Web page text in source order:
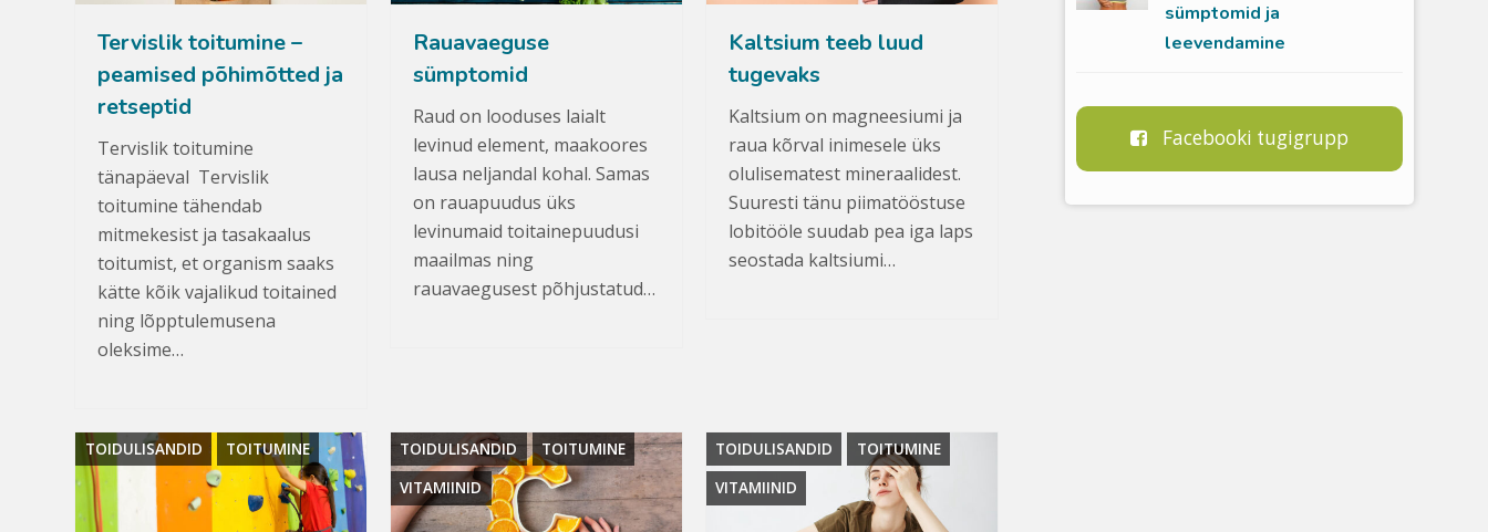
Tervislik toitumine –
peamised põhimõtted ja
retseptid
Tervislik toitumine
tänapäeval Tervislik
toitumine tähendab
mitmekesist ja tasakaalus
toitumist, et organism saaks
kätte kõik vajalikud toitained
ning lõpptulemusena
oleksime…
Rauavaeguse
sümptomid
Raud on looduses laialt
levinud element, maakoores
lausa neljandal kohal. Samas
on rauapuudus üks
levinumaid toitainepuudusi
maailmas ning
rauavaegusest põhjustatud…
Kaltsium teeb luud
tugevaks
Kaltsium on magneesiumi ja
raua kõrval inimesele üks
olulisematest mineraalidest.
Suuresti tänu piimatööstuse
lobitööle suudab pea iga laps
seostada kaltsiumi…
TOIDULISANDID TOITUMINE TOIDULISANDID
TOITUMINE
VITAMIINID
TOIDULISANDID
TOITUMINE
VITAMIINID
sümptomid ja
leevendamine
Facebooki tugigrupp